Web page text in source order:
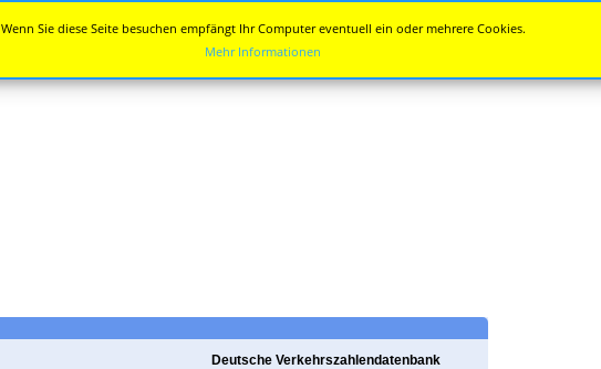
Deutsche Verkehrszahlendatenbank
Wenn Sie diese Seite besuchen empfängt Ihr Computer eventuell ein oder mehrere Cookies.
Mehr Informationen